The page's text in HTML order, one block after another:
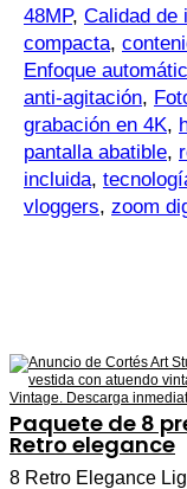
48MP, Calidad de
compacta,
Enfoque
anti-agitación,
grabación en 4K,
pantalla abatible,
incluida,
vloggers, zoom
Paquete de 8
Retro elegance
8 Retro Elegance